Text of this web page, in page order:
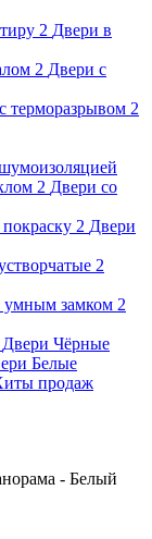
Двери в
Двери с
Двери со
Двери
Двери Чёрные
Белые
продаж
- Белый